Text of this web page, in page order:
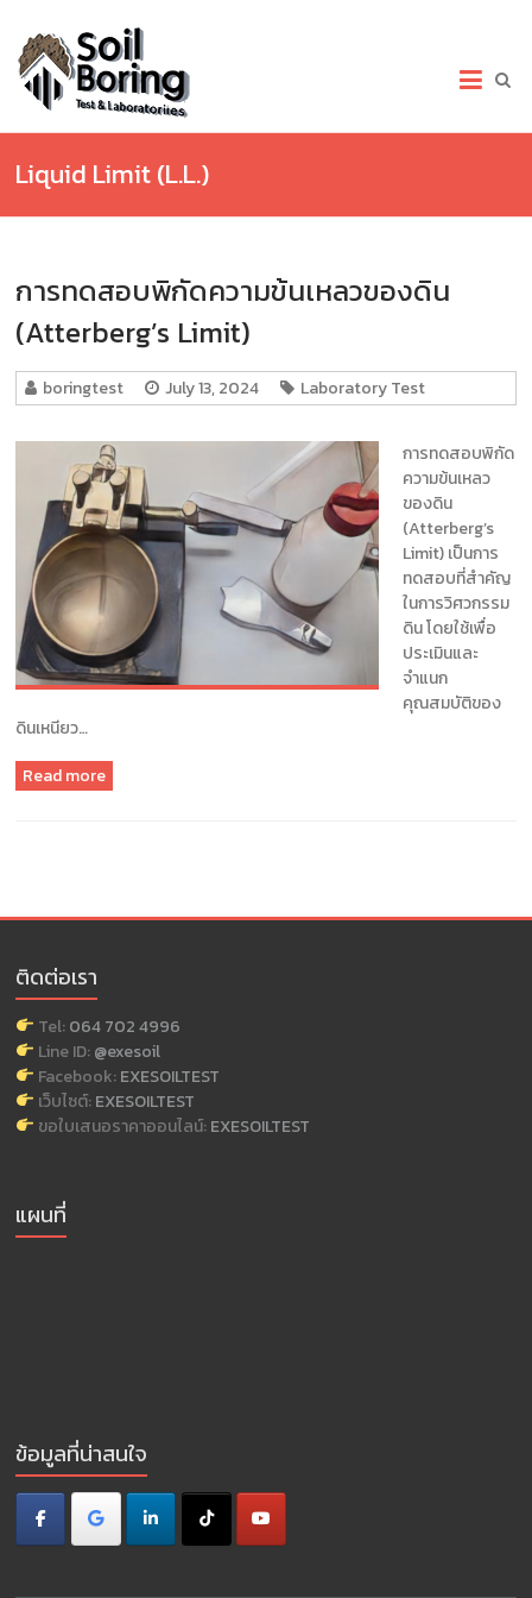
content
เจาะ
สำรวจ
ดิน.com
เจาะ
เจาะ
(Soil
Test)
เก็บ
ทดสอบ
แนะนำ
ข้อมูล
เพื่อ
การ
ออกแบบ
ฐานราก
บจก.เอ็กซ์
ซอ
ยล์
เซอร์วิส
Liquid Limit (L.L.)
การทดสอบพิกัดความข้นเหลวของดิน
(Atterberg’s Limit)
boringtest July 13, 2024 Laboratory Test
การทดสอบพิกัด
ความข้นเหลว
ของดิน
(Atterberg’s
Limit) เป็นการ
ทดสอบที่สำคัญ
ในการวิศวกรรม
ดิน โดยใช้เพื่อ
ประเมินและ
จำแนก
คุณสมบัติของ
ดินเหนียว…
Read more
ติดต่อเรา
Tel:064 702 4996
Line ID:@exesoil
Facebook:EXESOILTEST
เว็บไซต์:EXESOILTEST
ขอใบเสนอราคาออนไลน์:EXESOILTEST
แผนที่
ข้อมูลที่น่าสนใจ